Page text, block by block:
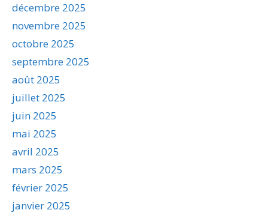
décembre 2025
novembre 2025
octobre 2025
septembre 2025
août 2025
juillet 2025
juin 2025
mai 2025
avril 2025
mars 2025
février 2025
janvier 2025